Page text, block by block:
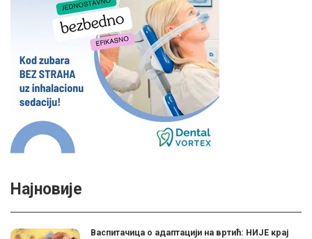
Најновије
Васпитачица о адаптацији на вртић: НИЈЕ крај